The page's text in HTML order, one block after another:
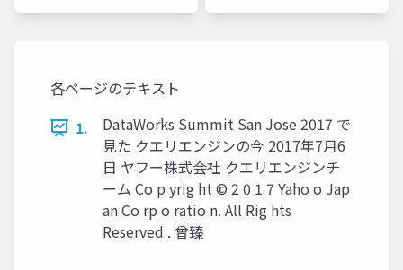
各ページのテキスト
1.
DataWorks Summit San Jose 2017 で
見た クエリエンジンの今 2017年7月6
日 ヤフー株式会社 クエリエンジンチ
ーム Co p yrig ht © 2 0 1 7 Yaho o Jap
an Co rp o ratio n. All Rig hts
Reserved . 曾臻